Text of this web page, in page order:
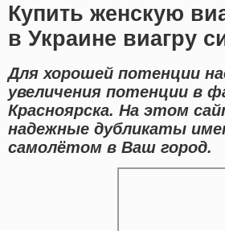
Купить женскую
в Украине виагру
Для хорошей потенции
увеличения потенции в
Красноярска. На этом
надежные дубликаты
самолётом в Ваш город.